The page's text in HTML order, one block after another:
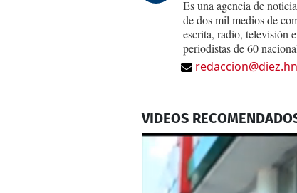
Es una agencia de
de dos mil medios de
escrita, radio, televisión
periodistas de 60
redaccion@diez.hn
VIDEOS